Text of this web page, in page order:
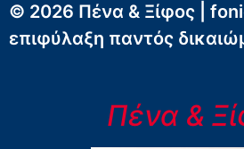
© 2026 Πένα & Ξίφος |
επιφύλαξη παντός
Πένα &